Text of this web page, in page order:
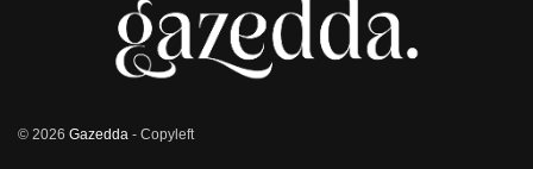
© 2026 Gazedda - Copyleft